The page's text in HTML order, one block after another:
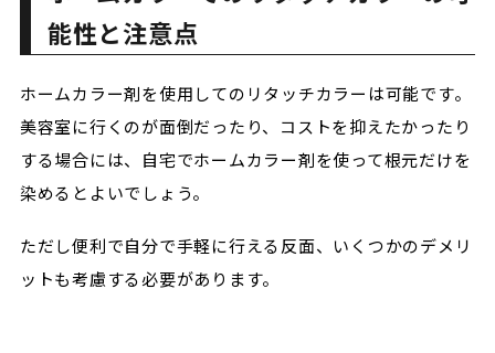
能性と注意点
ホームカラー剤を使用してのリタッチカラーは可能です。
美容室に行くのが面倒だったり、コストを抑えたかったり
する場合には、自宅でホームカラー剤を使って根元だけを
染めるとよいでしょう。
ただし便利で自分で手軽に行える反面、いくつかのデメリ
ットも考慮する必要があります。